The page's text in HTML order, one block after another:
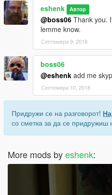
eshenk Автор
@boss06 Thank you.
lemme know.
Септември 9, 2018
boss06
@eshenk add me
Септември 10, 2018
Придружи се на разговорот!
со сметка за да се придружиш
More mods byeshenk: